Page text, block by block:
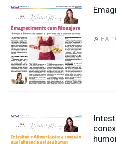
.
HÁ
.